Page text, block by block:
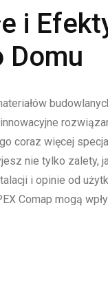
i
Domu
coraz więcej
nie tylko zalety,
i opinie od
Comap mogą